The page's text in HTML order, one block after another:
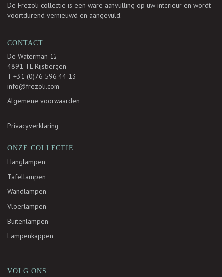
De Frezoli collectie is een ware aanvulling op uw interieur en wordt
voortdurend vernieuwd en aangevuld.
CONTACT
De Waterman 12
4891 TL Rijsbergen
T +31 (0)76 596 44 13
info@frezoli.com
Algemene voorwaarden
Privacyverklaring
ONZE COLLECTIE
Hanglampen
Tafellampen
Wandlampen
Vloerlampen
Buitenlampen
Lampenkappen
VOLG ONS